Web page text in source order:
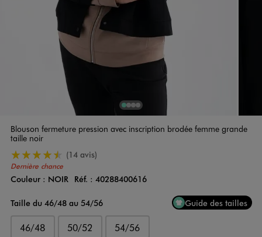
1Sur 4
2Sur 4
3Sur 4
4 Sur 4
Blouson fermeture pression avec inscription brodée femme grande
taille noir
Dernière chance
4.5/5 de moyenne
(14 avis)
Couleur
Couleur : NOIR Réf. : 40288400616
Taille du 46/48 au 54/56
Guide des tailles
46/48 50/52 54/56